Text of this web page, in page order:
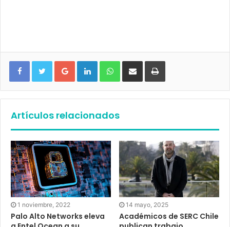
Google+ LinkedIn WhatsApp
Artículos relacionados
1 noviembre, 2022
Palo Alto Networks eleva
14 mayo, 2025
Académicos de SERC Chile